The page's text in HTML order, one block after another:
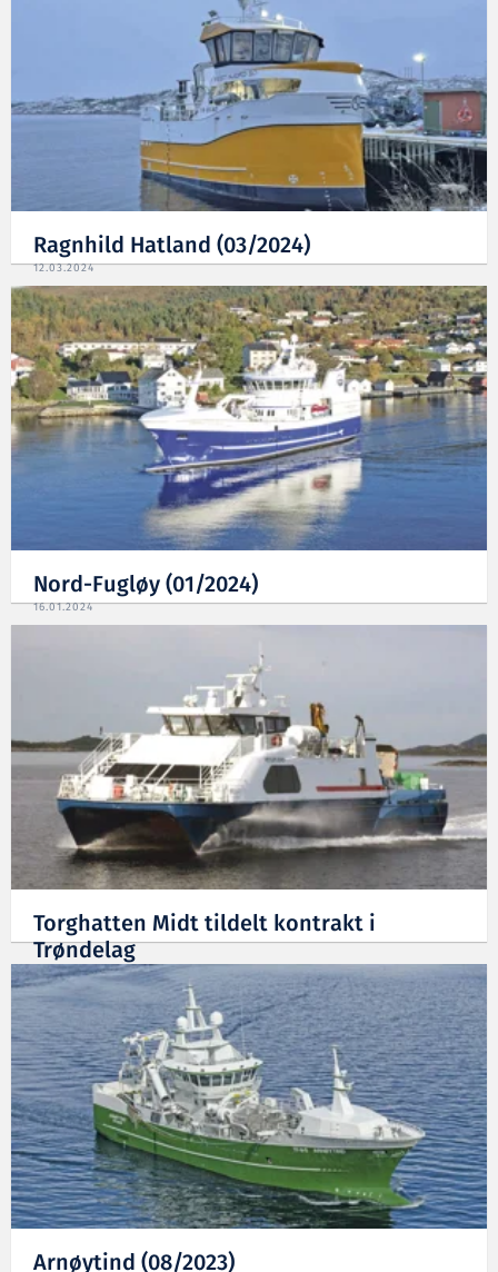
Ragnhild Hatland (03/2024)
12.03.2024
Nord-Fugløy (01/2024)
16.01.2024
Torghatten Midt tildelt kontrakt i
Trøndelag
10.11.2023
Arnøytind (08/2023)